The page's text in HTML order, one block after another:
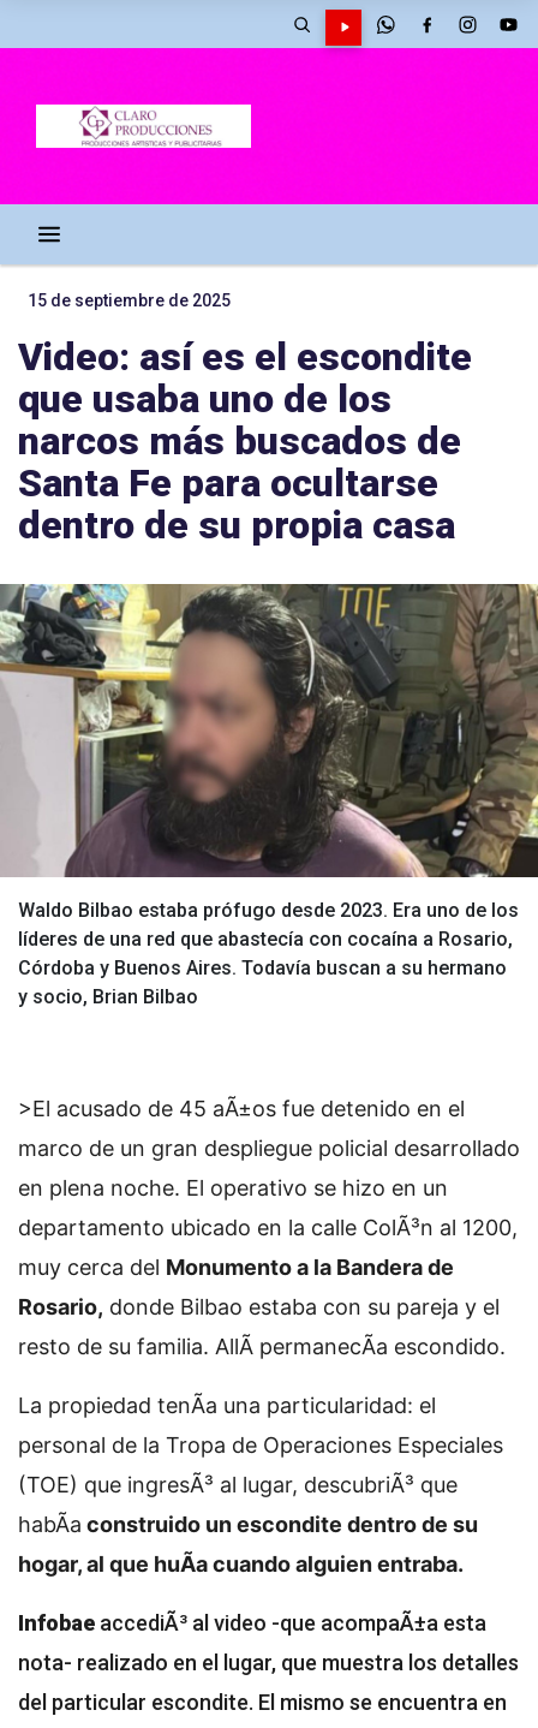
15 de septiembre de 2025
Video: así es el escondite
que usaba uno de los
narcos más buscados de
Santa Fe para ocultarse
dentro de su propia casa
Waldo Bilbao estaba prófugo desde 2023. Era uno de los
líderes de una red que abastecía con cocaína a Rosario,
Córdoba y Buenos Aires. Todavía buscan a su hermano
y socio, Brian Bilbao
>El acusado de 45 aÃ±os fue detenido en el
marco de un gran despliegue policial desarrollado
en plena noche. El operativo se hizo en un
departamento ubicado en la calle ColÃ³n al 1200,
muy cerca del Monumento a la Bandera de
Rosario, donde Bilbao estaba con su pareja y el
resto de su familia. AllÃ­ permanecÃ­a escondido.
La propiedad tenÃ­a una particularidad: el
personal de la Tropa de Operaciones Especiales
(TOE) que ingresÃ³ al lugar, descubriÃ³ que
habÃ­a construido un escondite dentro de su
hogar, al que huÃ­a cuando alguien entraba.
Infobae accediÃ³ al video -que acompaÃ±a esta
nota- realizado en el lugar, que muestra los detalles
del particular escondite. El mismo se encuentra en